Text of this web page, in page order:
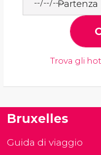
Partenza
Trova gli
Bruxelles
Guida di viaggio